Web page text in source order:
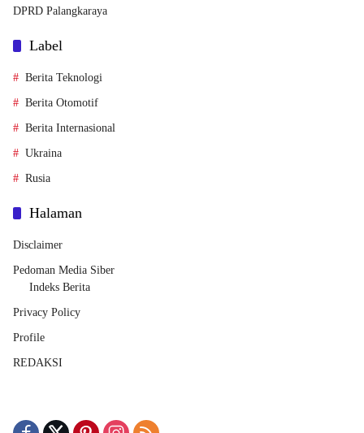
DPRD Palangkaraya
Label
Berita Teknologi
Berita Otomotif
Berita Internasional
Ukraina
Rusia
Halaman
Disclaimer
Pedoman Media Siber
Indeks Berita
Privacy Policy
Profile
REDAKSI